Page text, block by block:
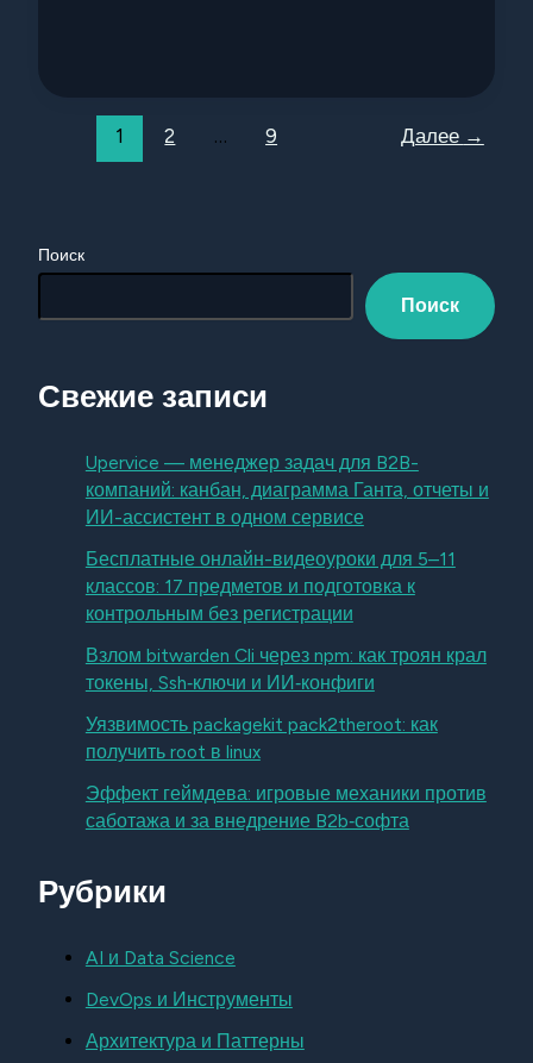
1 2 … 9 Далее →
Поиск
Поиск
Свежие записи
Upervice — менеджер задач для B2B-
компаний: канбан, диаграмма Ганта, отчеты и
ИИ-ассистент в одном сервисе
Бесплатные онлайн-видеоуроки для 5–11
классов: 17 предметов и подготовка к
контрольным без регистрации
Взлом bitwarden Cli через npm: как троян крал
токены, Ssh‑ключи и ИИ‑конфиги
Уязвимость packagekit pack2theroot: как
получить root в linux
Эффект геймдева: игровые механики против
саботажа и за внедрение B2b‑софта
Рубрики
AI и Data Science
DevOps и Инструменты
Архитектура и Паттерны